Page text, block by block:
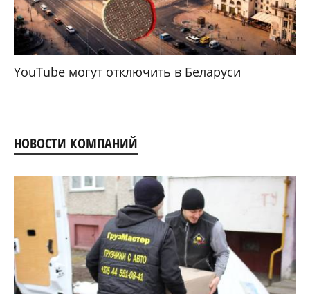
YouTube могут отключить в Беларуси
НОВОСТИ КОМПАНИЙ